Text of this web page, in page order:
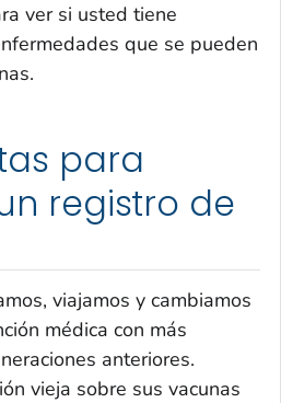
ver si usted tiene
que se pueden
para
registro de
viajamos y cambiamos
médica con más
anteriores.
vieja sobre sus vacunas